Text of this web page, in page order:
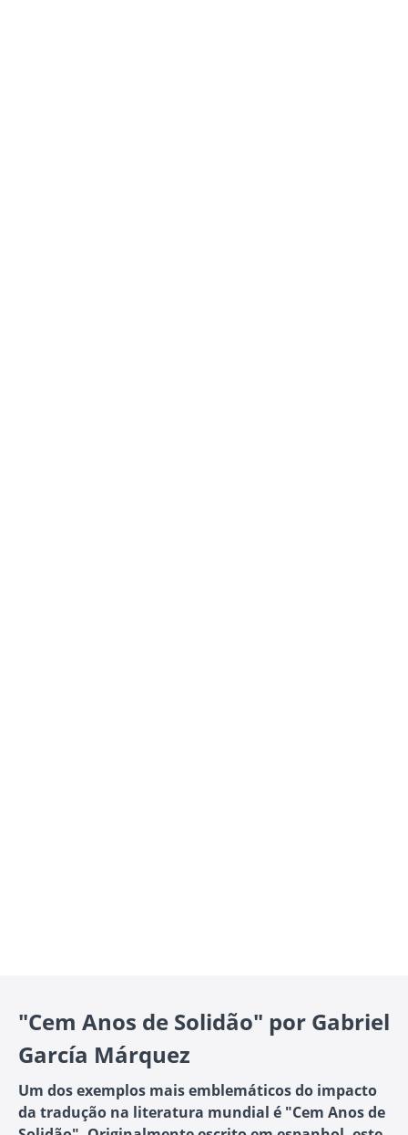
"Cem Anos de Solidão" por Gabriel
García Márquez
Um dos exemplos mais emblemáticos do impacto
da tradução na literatura mundial é "Cem Anos de